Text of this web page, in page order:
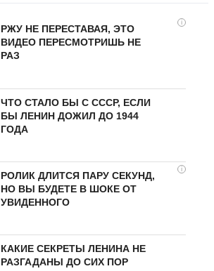
i
РЖУ НЕ ПЕРЕСТАВАЯ, ЭТО
ВИДЕО ПЕРЕСМОТРИШЬ НЕ
РАЗ
ЧТО СТАЛО БЫ С СССР, ЕСЛИ
БЫ ЛЕНИН ДОЖИЛ ДО 1944
ГОДА
i
РОЛИК ДЛИТСЯ ПАРУ СЕКУНД,
НО ВЫ БУДЕТЕ В ШОКЕ ОТ
УВИДЕННОГО
КАКИЕ СЕКРЕТЫ ЛЕНИНА НЕ
РАЗГАДАНЫ ДО СИХ ПОР